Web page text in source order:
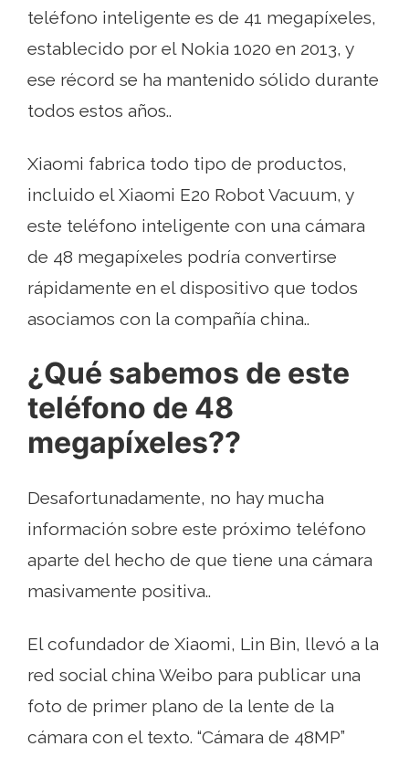
teléfono inteligente es de 41 megapíxeles,
establecido por el Nokia 1020 en 2013, y
ese récord se ha mantenido sólido durante
todos estos años..
Xiaomi fabrica todo tipo de productos,
incluido el Xiaomi E20 Robot Vacuum, y
este teléfono inteligente con una cámara
de 48 megapíxeles podría convertirse
rápidamente en el dispositivo que todos
asociamos con la compañía china..
¿Qué sabemos de este
teléfono de 48
megapíxeles??
Desafortunadamente, no hay mucha
información sobre este próximo teléfono
aparte del hecho de que tiene una cámara
masivamente positiva..
El cofundador de Xiaomi, Lin Bin, llevó a la
red social china Weibo para publicar una
foto de primer plano de la lente de la
cámara con el texto. “Cámara de 48MP”